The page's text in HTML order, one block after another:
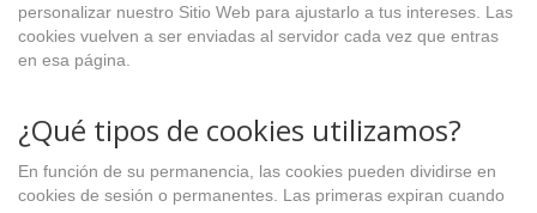
personalizar nuestro Sitio Web para ajustarlo a tus intereses. Las
cookies vuelven a ser enviadas al servidor cada vez que entras
en esa página.
¿Qué tipos de cookies utilizamos?
En función de su permanencia, las cookies pueden dividirse en
cookies de sesión o permanentes. Las primeras expiran cuando